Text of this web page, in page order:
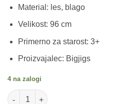
Material: les, blago
Velikost: 96 cm
Primerno za starost: 3+
Proizvajalec: Bigjigs
4 na zalogi
Zajahaj cvetličnega konjička količina